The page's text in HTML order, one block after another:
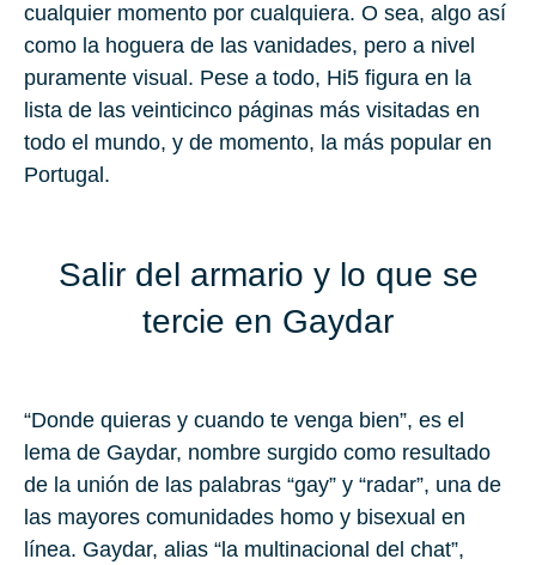
cualquier momento por cualquiera. O sea, algo así
como la hoguera de las vanidades, pero a nivel
puramente visual. Pese a todo, Hi5 figura en la
lista de las veinticinco páginas más visitadas en
todo el mundo, y de momento, la más popular en
Portugal.
Salir del armario y lo que se
tercie en Gaydar
“Donde quieras y cuando te venga bien”, es el
lema de Gaydar, nombre surgido como resultado
de la unión de las palabras “gay” y “radar”, una de
las mayores comunidades homo y bisexual en
línea. Gaydar, alias “la multinacional del chat”,